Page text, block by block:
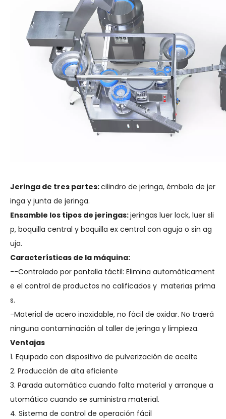
Jeringa de tres partes:cilindro de jeringa, émbolo de jer
inga y junta de jeringa.
Ensamble los tipos de jeringas:jeringas luer lock, luer sli
p, boquilla central y boquilla ex central con aguja o sin ag
uja.
Características de la máquina:
--Controlado por pantalla táctil: Elimina automáticament
e el control de productos no calificados y materias prima
s.
-Material de acero inoxidable, no fácil de oxidar. No traerá
ninguna contaminación al taller de jeringa y limpieza.
Ventajas
1. Equipado con dispositivo de pulverización de aceite
2. Producción de alta eficiente
3. Parada automática cuando falta material y arranque a
utomático cuando se suministra material.
4. Sistema de control de operación fácil